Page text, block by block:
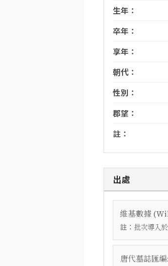
生年：
卒年：
享年：
朝代：
性別：
郡望：
註：
出處
維基數據
註： 批次導入
唐代墓誌匯